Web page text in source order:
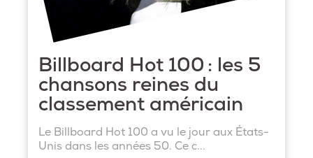
Billboard Hot 100 : les 5
chansons reines du
classement américain
Le Billboard Hot 100 a vu le jour aux États-
Unis dans les années 50. Ce c...